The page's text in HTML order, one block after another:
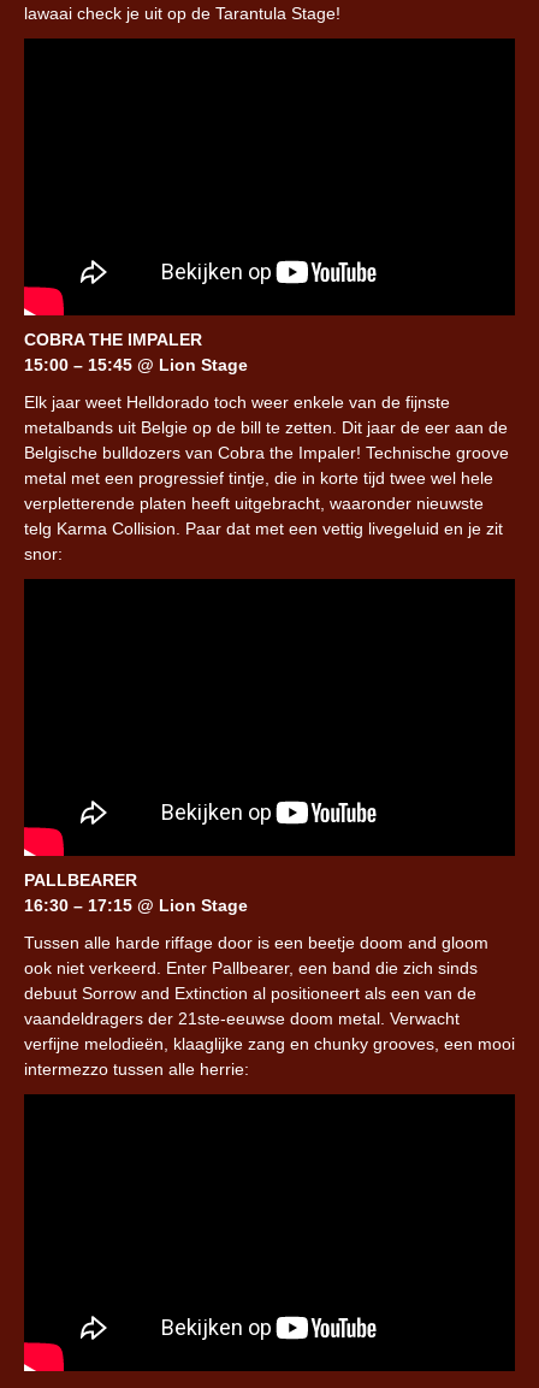
lawaai check je uit op de Tarantula Stage!
COBRA THE IMPALER
15:00 – 15:45 @ Lion Stage
Elk jaar weet Helldorado toch weer enkele van de fijnste
metalbands uit Belgie op de bill te zetten. Dit jaar de eer aan de
Belgische bulldozers van Cobra the Impaler! Technische groove
metal met een progressief tintje, die in korte tijd twee wel hele
verpletterende platen heeft uitgebracht, waaronder nieuwste
telg Karma Collision. Paar dat met een vettig livegeluid en je zit
snor:
PALLBEARER
16:30 – 17:15 @ Lion Stage
Tussen alle harde riffage door is een beetje doom and gloom
ook niet verkeerd. Enter Pallbearer, een band die zich sinds
debuut Sorrow and Extinction al positioneert als een van de
vaandeldragers der 21ste-eeuwse doom metal. Verwacht
verfijne melodieën, klaaglijke zang en chunky grooves, een mooi
intermezzo tussen alle herrie: